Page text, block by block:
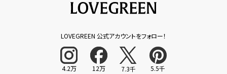
LOVEGREEN 公式アカウントをフォロー！
4.2万 12万 7.3千 5.5千